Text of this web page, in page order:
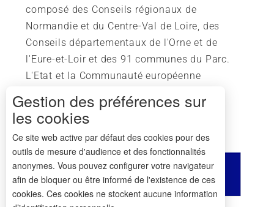
composé des Conseils régionaux de
Normandie et du Centre-Val de Loire, des
Conseils départementaux de l'Orne et de
l'Eure-et-Loir et des 91 communes du Parc.
L'Etat et la Communauté européenne
Gestion des préférences sur
les cookies
Ce site web active par défaut des cookies pour des
outils de mesure d'audience et des fonctionnalités
anonymes. Vous pouvez configurer votre navigateur
afin de bloquer ou être informé de l'existence de ces
cookies. Ces cookies ne stockent aucune information